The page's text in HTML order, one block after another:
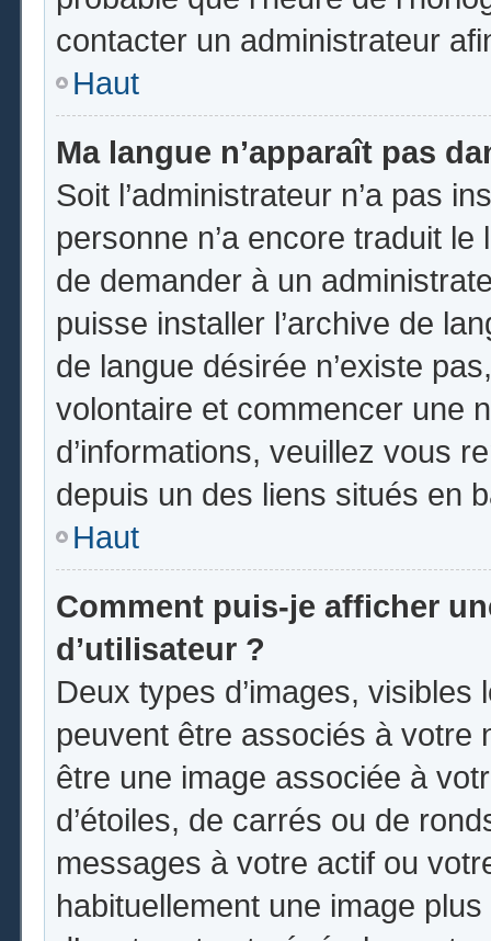
contacter un administrateur
Haut
Ma langue n’apparaît pas
Soit l’administrateur n’a pas
personne n’a encore traduit
de demander à un
puisse installer l’archive de
de langue désirée n’existe
volontaire et commencer une
d’informations, veuillez vous
depuis un des liens situés en
Haut
Comment puis-je afficher
d’utilisateur ?
Deux types d’images,
peuvent être associés à votre
être une image associée à
d’étoiles, de carrés ou de
messages à votre actif ou
habituellement une image